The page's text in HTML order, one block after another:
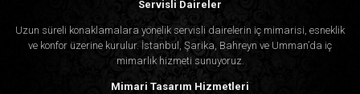
Servisli Daireler
Uzun süreli konaklamalara yönelik servisli dairelerin iç mimarisi, esneklik
ve konfor üzerine kurulur. İstanbul, Şarika, Bahreyn ve Umman’da iç
mimarlık hizmeti sunuyoruz.
Mimari Tasarım Hizmetleri